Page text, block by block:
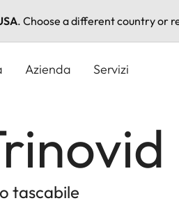
. Choose a different country or
Azienda Servizi
tascabile